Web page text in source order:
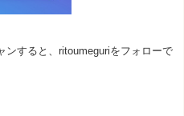
ンすると、ritoumeguriをフォローで